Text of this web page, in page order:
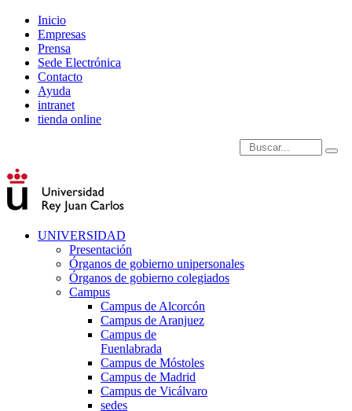
Inicio
Empresas
Prensa
Sede Electrónica
Contacto
Ayuda
intranet
tienda online
Introduce términos de
UNIVERSIDAD
Presentación
Órganos de gobierno unipersonales
Órganos de gobierno colegiados
Campus
Campus de Alcorcón
Campus de Aranjuez
Campus de
Fuenlabrada
Campus de Móstoles
Campus de Madrid
Campus de Vicálvaro
sedes